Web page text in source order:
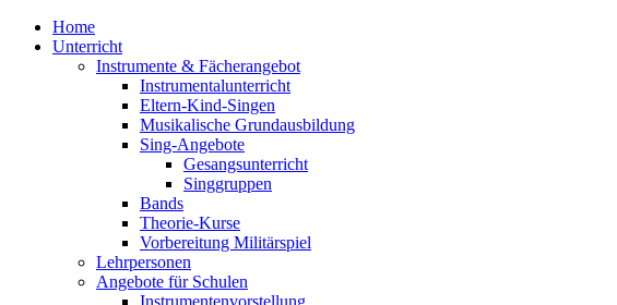
Home
Unterricht
Instrumente & Fächerangebot
Instrumentalunterricht
Eltern-Kind-Singen
Musikalische Grundausbildung
Sing-Angebote
Gesangsunterricht
Singgruppen
Bands
Theorie-Kurse
Vorbereitung Militärspiel
Lehrpersonen
Angebote für Schulen
Instrumentenvorstellung